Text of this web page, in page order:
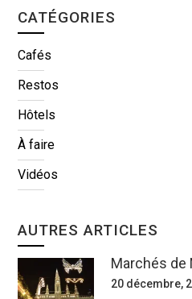
CATÉGORIES
Cafés
Restos
Hôtels
À faire
Vidéos
AUTRES ARTICLES
Marchés de
20 décembre,